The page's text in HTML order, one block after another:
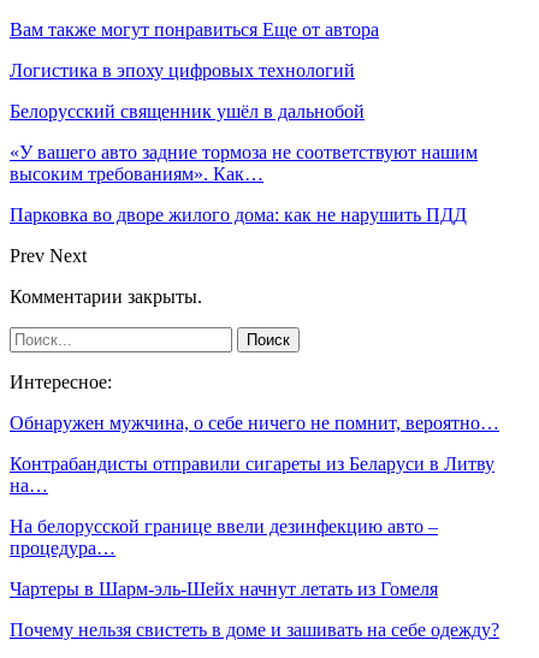
Вам также могут понравиться Еще от автора
Логистика в эпоху цифровых технологий
Белорусский священник ушёл в дальнобой
«У вашего авто задние тормоза не соответствуют нашим
высоким требованиям». Как…
Парковка во дворе жилого дома: как не нарушить ПДД
Prev Next
Комментарии закрыты.
Интересное:
Обнаружен мужчина, о себе ничего не помнит, вероятно…
Контрабандисты отправили сигареты из Беларуси в Литву
на…
На белорусской границе ввели дезинфекцию авто –
процедура…
Чартеры в Шарм-эль-Шейх начнут летать из Гомеля
Почему нельзя свистеть в доме и зашивать на себе одежду?